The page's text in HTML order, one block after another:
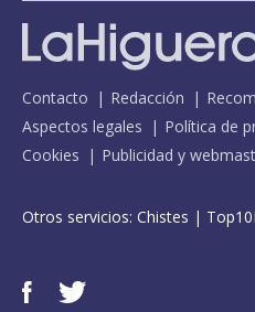
Contacto Redacción
Aspectos legales
Política de
Cookies
Publicidad y
Otros servicios: Chistes |